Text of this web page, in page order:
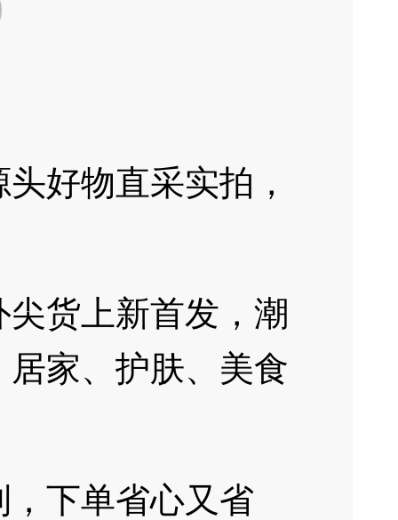
好物直采实拍，
货上新首发，潮
家、护肤、美食
下单省心又省